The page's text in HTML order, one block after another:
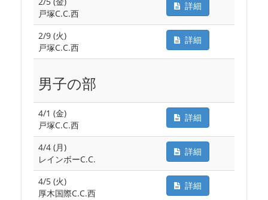
戸塚C.C.西
詳細
2/9 (火)
戸塚C.C.西
詳細
男子の部
4/1 (金)
戸塚C.C.西
詳細
4/4 (月)
レインボーC.C.
詳細
4/5 (火)
厚木国際C.C.西
詳細